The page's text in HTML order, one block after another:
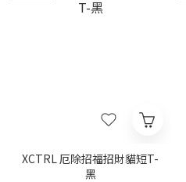
XCTRL 厄除招福招財貓短T-
黑